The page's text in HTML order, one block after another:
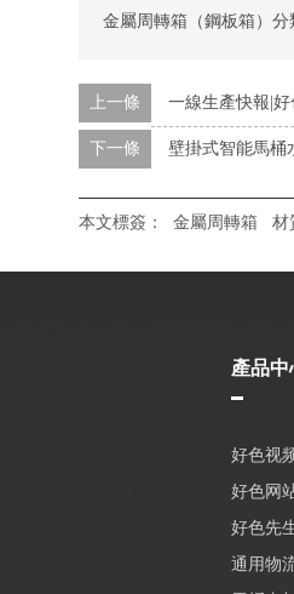
金屬周轉箱（鋼板箱）
上一條 一線生產快報|好
下一條 壁掛式智能馬桶
本文標簽： 金屬周轉箱 材
產品中
好色视
好色网
好色先
通用物